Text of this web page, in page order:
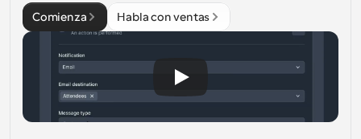
Comienza Habla con ventas